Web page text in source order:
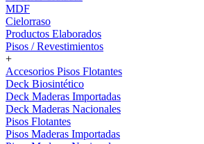
MDF
Cielorraso
Productos Elaborados
Pisos / Revestimientos
+
Accesorios Pisos Flotantes
Deck Biosintético
Deck Maderas Importadas
Deck Maderas Nacionales
Pisos Flotantes
Pisos Maderas Importadas